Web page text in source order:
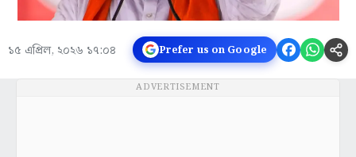
১৫ এপ্রিল, ২০২৬ ১৭:০৪ Prefer us on Google
ADVERTISEMENT